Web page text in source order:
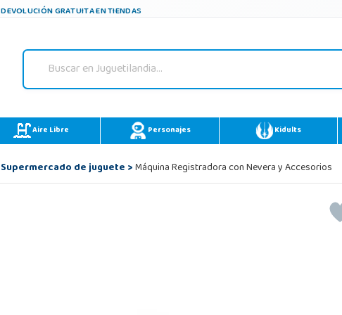
DEVOLUCIÓN GRATUITA EN TIENDAS
Aire Libre Personajes Kidults
Supermercado de juguete>Máquina Registradora con Nevera y Accesorios